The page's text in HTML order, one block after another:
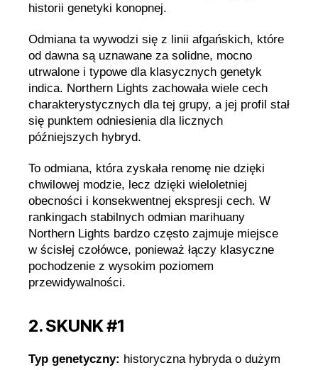
historii genetyki konopnej.
Odmiana ta wywodzi się z linii afgańskich, które
od dawna są uznawane za solidne, mocno
utrwalone i typowe dla klasycznych genetyk
indica. Northern Lights zachowała wiele cech
charakterystycznych dla tej grupy, a jej profil stał
się punktem odniesienia dla licznych
późniejszych hybryd.
To odmiana, która zyskała renomę nie dzięki
chwilowej modzie, lecz dzięki wieloletniej
obecności i konsekwentnej ekspresji cech. W
rankingach stabilnych odmian marihuany
Northern Lights bardzo często zajmuje miejsce
w ścisłej czołówce, ponieważ łączy klasyczne
pochodzenie z wysokim poziomem
przewidywalności.
2. SKUNK #1
Typ genetyczny: historyczna hybryda o dużym